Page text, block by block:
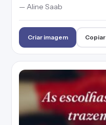
— Aline Saab
Criar imagem Copiar